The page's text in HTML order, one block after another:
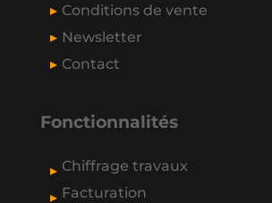
Conditions de vente
Newsletter
Contact
Fonctionnalités
Chiffrage travaux
Facturation